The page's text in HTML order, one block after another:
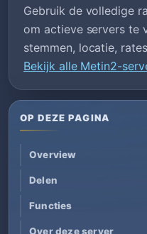
Gebruik de volledige
om actieve servers te
stemmen, locatie,
Bekijk alle Metin2-
OP DEZE PAGINA
Overview
Delen
Functies
Over deze server